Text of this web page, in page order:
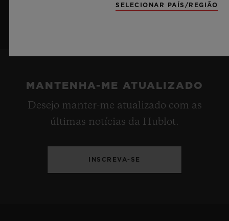
MANTENHA-ME ATUALIZADO
Desejo manter-me atualizado com as
últimas notícias da Hublot.
INSCREVA-SE
SELECIONAR PAÍS/REGIÃO